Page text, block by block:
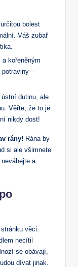
bolest
Váš zubař
kořeněným
–
dutinu, ale
Věřte, že to je
nikdy dost!
rány! Rána by
si ale všimnete
a
věci.
necítil
se obávají,
dívat jinak.